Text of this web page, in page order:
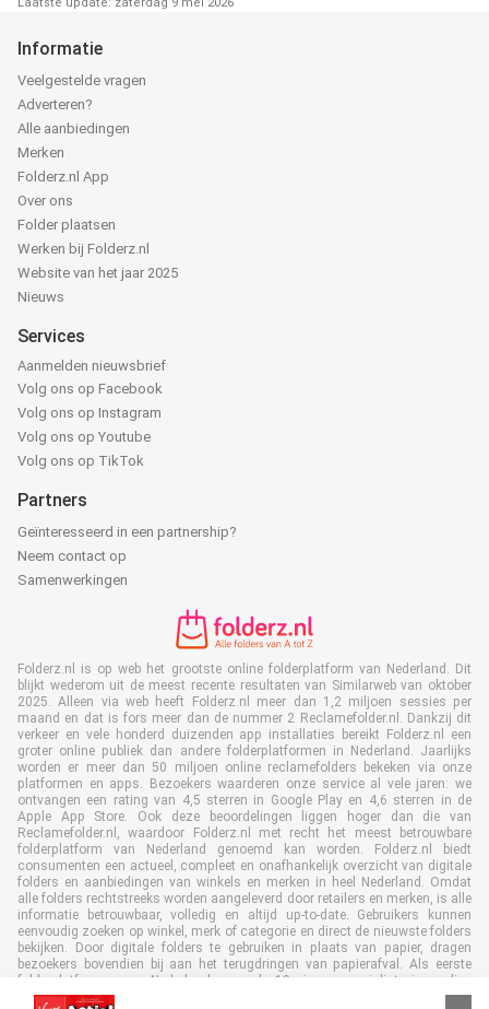
Informatie
Veelgestelde vragen
Adverteren?
Alle aanbiedingen
Merken
Folderz.nl App
Over ons
Folder plaatsen
Werken bij Folderz.nl
Website van het jaar 2025
Nieuws
Services
Aanmelden nieuwsbrief
Volg ons op Facebook
Volg ons op Instagram
Volg ons op Youtube
Volg ons op TikTok
Partners
Geïnteresseerd in een partnership?
Neem contact op
Samenwerkingen
Folderz.nl is op web het grootste online folderplatform van Nederland. Dit
blijkt wederom uit de meest recente resultaten van Similarweb van oktober
2025. Alleen via web heeft Folderz.nl meer dan 1,2 miljoen sessies per
maand en dat is fors meer dan de nummer 2 Reclamefolder.nl. Dankzij dit
verkeer en vele honderd duizenden app installaties bereikt Folderz.nl een
groter online publiek dan andere folderplatformen in Nederland. Jaarlijks
worden er meer dan 50 miljoen online reclamefolders bekeken via onze
platformen en apps. Bezoekers waarderen onze service al vele jaren: we
ontvangen een rating van 4,5 sterren in Google Play en 4,6 sterren in de
Apple App Store. Ook deze beoordelingen liggen hoger dan die van
Reclamefolder.nl, waardoor Folderz.nl met recht het meest betrouwbare
folderplatform van Nederland genoemd kan worden. Folderz.nl biedt
consumenten een actueel, compleet en onafhankelijk overzicht van digitale
folders en aanbiedingen van winkels en merken in heel Nederland. Omdat
alle folders rechtstreeks worden aangeleverd door retailers en merken, is alle
informatie betrouwbaar, volledig en altijd up-to-date. Gebruikers kunnen
eenvoudig zoeken op winkel, merk of categorie en direct de nieuwste folders
bekijken. Door digitale folders te gebruiken in plaats van papier, dragen
bezoekers bovendien bij aan het terugdringen van papierafval. Als eerste
folderplatform van Nederland en al 19 jaar specialist in online
folderpublicaties, heeft Folderz.nl duurzame samenwerkingen opgebouwd